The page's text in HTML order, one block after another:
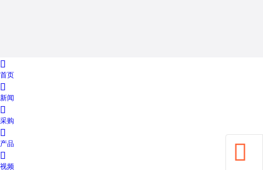


首页

新闻

采购

产品

视频